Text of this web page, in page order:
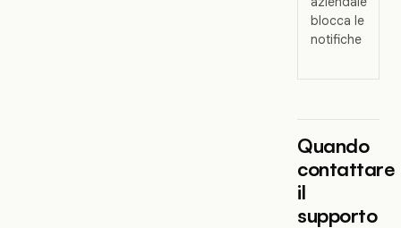
blocca le
notifiche
Quando
contattare
il
supporto